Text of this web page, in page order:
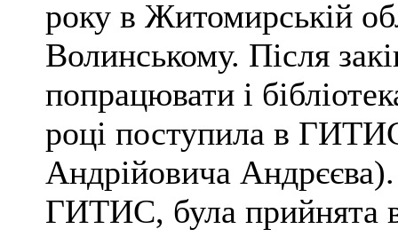
року в Житомирській
Волинському. Після
попрацювати і
році поступила в
Андрійовича
ГИТИС, була прийнята